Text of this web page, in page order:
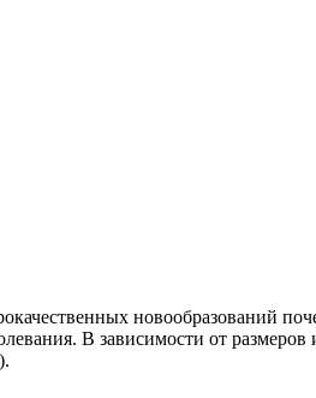
новообразований
В зависимости от размеров